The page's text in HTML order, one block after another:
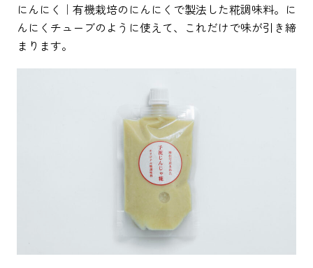
にんにく｜有機栽培のにんにくで製法した糀調味料。に
んにくチューブのように使えて、これだけで味が引き締
まります。